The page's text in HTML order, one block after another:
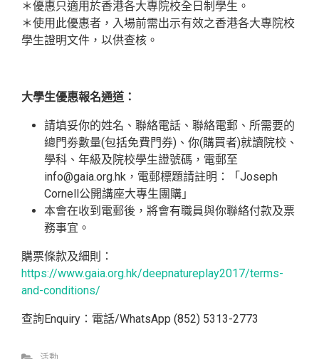
＊優惠只適用於香港各大專院校全日制學生。
＊使用此優惠者，入場前需出示有效之香港各大專院校
學生證明文件，以供查核。
大學生優惠報名通道：
請填妥你的姓名、聯絡電話、聯絡電郵、所需要的
總門劵數量(包括免費門券)、你(購買者)就讀院校、
學科、年級及院校學生證號碼，電郵至
info@gaia.org.hk ，電郵標題請註明：「Joseph
Cornell公開講座大專生團購」
本會在收到電郵後，將會有職員與你聯絡付款及票
務事宜。
購票條款及細則：
https://www.gaia.org.hk/deepnatureplay2017/terms-
and-conditions/
查詢Enquiry：電話/WhatsApp (852) 5313-2773